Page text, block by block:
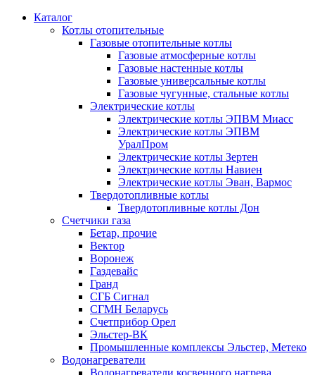
Каталог
Котлы отопительные
Газовые отопительные котлы
Газовые атмосферные котлы
Газовые настенные котлы
Газовые универсальные котлы
Газовые чугунные, стальные котлы
Электрические котлы
Электрические котлы ЭПВМ Миасс
Электрические котлы ЭПВМ
УралПром
Электрические котлы Зертен
Электрические котлы Навиен
Электрические котлы Эван, Вармос
Твердотопливные котлы
Твердотопливные котлы Дон
Счетчики газа
Бетар, прочие
Вектор
Воронеж
Газдевайс
Гранд
СГБ Сигнал
СГМН Беларусь
Счетприбор Орел
Эльстер-ВК
Промышленные комплексы Эльстер, Метеко
Водонагреватели
Водонагреватели косвенного нагрева